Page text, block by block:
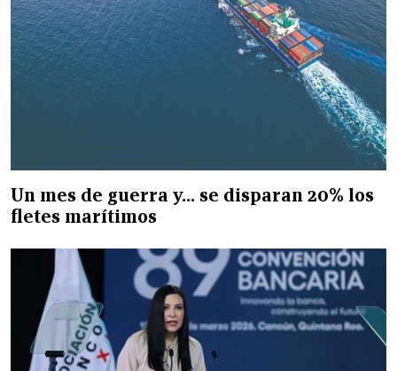
Un mes de guerra y... se disparan 20% los
fletes marítimos